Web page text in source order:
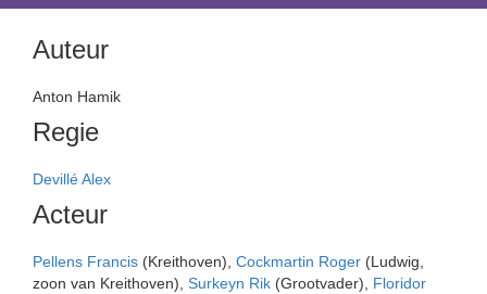
Auteur
Anton Hamik
Regie
Devillé Alex
Acteur
Pellens Francis (Kreithoven), Cockmartin Roger (Ludwig,
zoon van Kreithoven), Surkeyn Rik (Grootvader), Floridor